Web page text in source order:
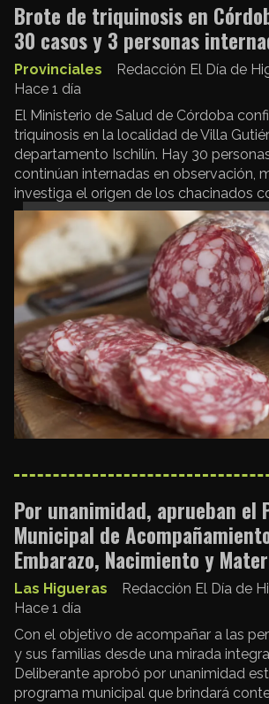
Brote de triquinosis en
30 casos y 3 personas
Redacción El Día de
Provinciales
Hace 1 día
El Ministerio de Salud de Córdoba
triquinosis en la localidad de Villa
departamento Ischilín. Hay 30
continúan internadas en observación,
investiga el origen de los chacinados
Por unanimidad, aprueban el
Municipal de
Embarazo, Nacimiento y
Redacción El Día de
Las Higueras
Hace 1 día
Con el objetivo de acompañar a las
y sus familias desde una mirada
Deliberante aprobó por unanimidad
programa municipal que brindará